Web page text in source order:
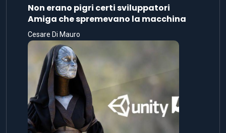
Non erano pigri certi sviluppatori
Amiga che spremevano la macchina
Cesare Di Mauro